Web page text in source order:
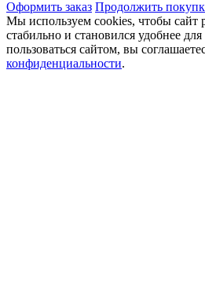
Оформить заказ Продолжить
Мы используем cookies, чтобы сайт
стабильно и становился удобнее
пользоваться сайтом, вы
конфиденциальности.